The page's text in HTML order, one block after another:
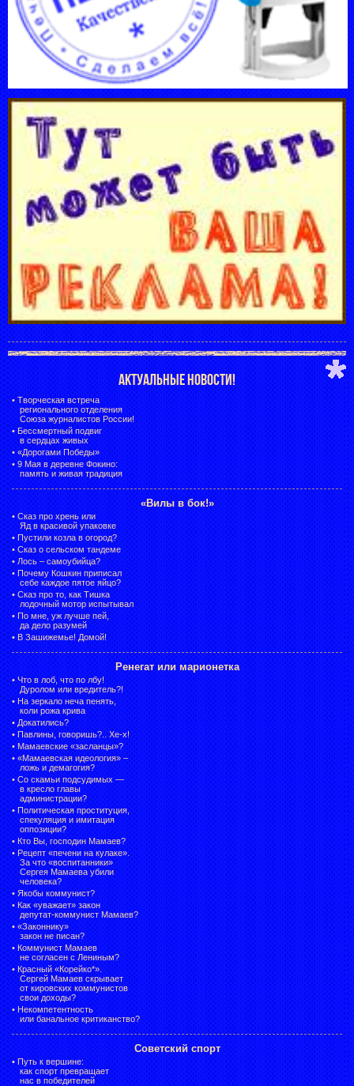
АКТУАЛЬНЫЕ НОВОСТИ!
• Творческая встреча
регионального отделения
Союза журналистов России!
• Бессмертный подвиг
в сердцах живых
• «Дорогами Победы»
• 9 Мая в деревне Фокино:
память и живая традиция
«Вилы в бок!»
• Сказ про хрень или
Яд в красивой упаковке
• Пустили козла в огород?
• Сказ о сельском тандеме
• Лось – самоубийца?
• Почему Кошкин приписал
себе каждое пятое яйцо?
• Сказ про то, как Тишка
лодочный мотор испытывал
• По мне, уж лучше пей,
да дело разумей
• В Зашижемье! Домой!
Ренегат или марионетка
• Что в лоб, что по лбу!
Дуролом или вредитель?!
• На зеркало неча пенять,
коли рожа крива
• Докатились?
• Павлины, говоришь?.. Хе-х!
• Мамаевские «засланцы»?
• «Мамаевская идеология» –
ложь и демагогия?
• Со скамьи подсудимых —
в кресло главы
администрации?
• Политическая проституция,
спекуляция и имитация
оппозиции?
• Кто Вы, господин Мамаев?
• Рецепт «печени на кулаке».
За что «воспитанники»
Сергея Мамаева убили
человека?
• Якобы коммунист?
• Как «уважает» закон
депутат-коммунист Мамаев?
• «Законнику»
закон не писан?
• Коммунист Мамаев
не согласен с Лениным?
• Красный «Корейко*».
Сергей Мамаев скрывает
от кировских коммунистов
свои доходы?
• Некомпетентность
или банальное критиканство?
Советский спорт
• Путь к вершине:
как спорт превращает
нас в победителей